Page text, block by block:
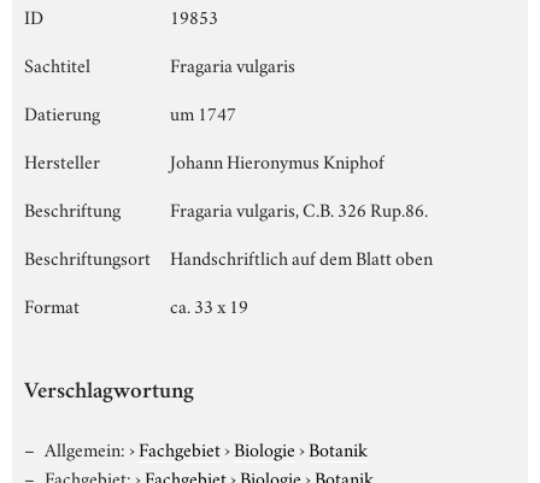
ID
19853
Sachtitel
Fragaria vulgaris
Datierung
um 1747
Hersteller
Johann Hieronymus Kniphof
Beschriftung
Fragaria vulgaris, C.B. 326 Rup.86.
Beschriftungsort
Handschriftlich auf dem Blatt oben
Format
ca. 33 x 19
Verschlagwortung
Allgemein:›Fachgebiet›Biologie›Botanik
Fachgebiet:›Fachgebiet›Biologie›Botanik